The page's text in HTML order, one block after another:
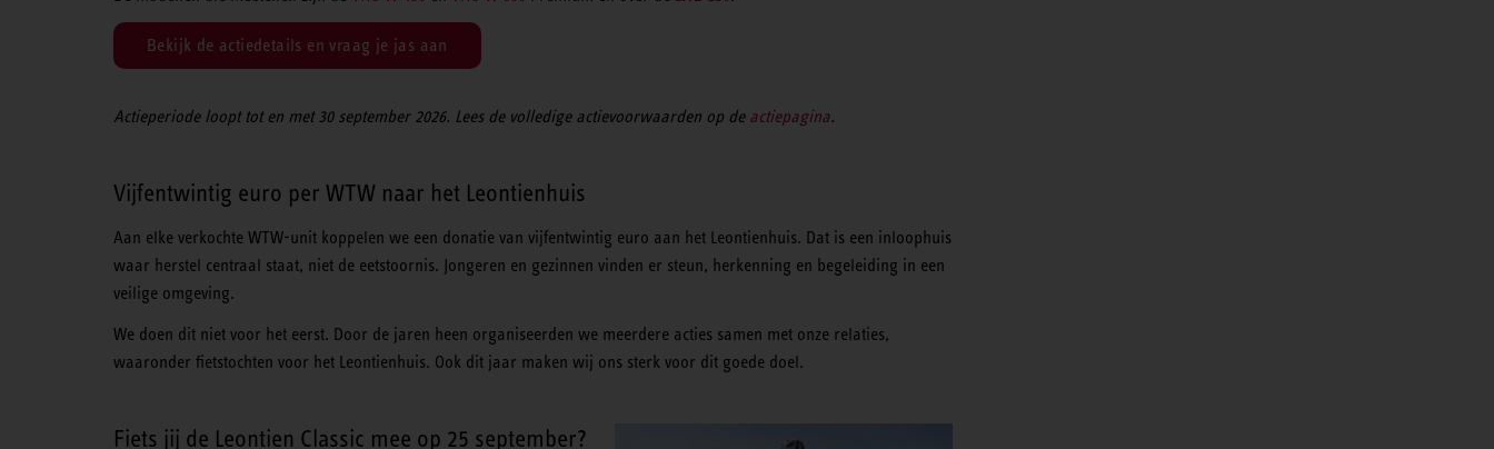
Bekijk de actiedetails en vraag je jas aan
Actieperiode loopt tot en met 30 september 2026. Lees de volledige actievoorwaarden op de actiepagina.
Vijfentwintig euro per WTW naar het Leontienhuis
Aan elke verkochte WTW-unit koppelen we een donatie van vijfentwintig euro aan het Leontienhuis. Dat is een inloophuis
waar herstel centraal staat, niet de eetstoornis. Jongeren en gezinnen vinden er steun, herkenning en begeleiding in een
veilige omgeving.
We doen dit niet voor het eerst. Door de jaren heen organiseerden we meerdere acties samen met onze relaties,
waaronder fietstochten voor het Leontienhuis. Ook dit jaar maken wij ons sterk voor dit goede doel.
Fiets jij de Leontien Classic mee op 25 september?